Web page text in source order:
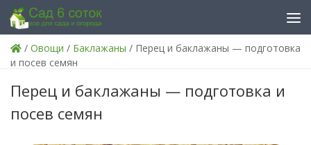
Skip to content
/ Овощи / Баклажаны / Перец и баклажаны — подготовка
и посев семян
Перец и баклажаны — подготовка и
посев семян